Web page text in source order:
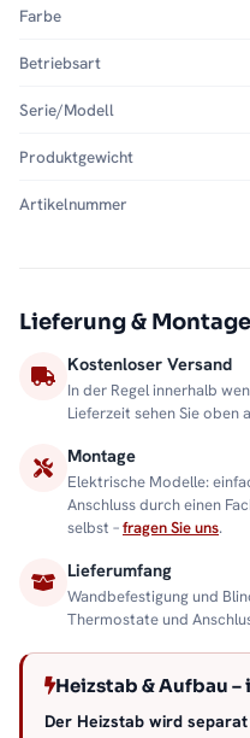
Farbe
Betriebsart
Serie/Modell
Produktgewicht
Artikelnummer
Lieferung & Montage
Kostenloser Versand
In der Regel innerhalb
Lieferzeit sehen Sie oben
Montage
Elektrische Modelle:
Anschluss durch einen
selbst –fragen Sie uns.
Lieferumfang
Wandbefestigung und
Thermostate und
Heizstab & Aufbau
Der Heizstab wird